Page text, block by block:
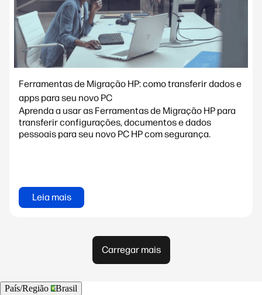
Ferramentas de Migração HP: como transferir dados e
apps para seu novo PC
Aprenda a usar as Ferramentas de Migração HP para
transferir configurações, documentos e dados
pessoais para seu novo PC HP com segurança.
Leia mais
Carregar mais
País/Região
Brasil